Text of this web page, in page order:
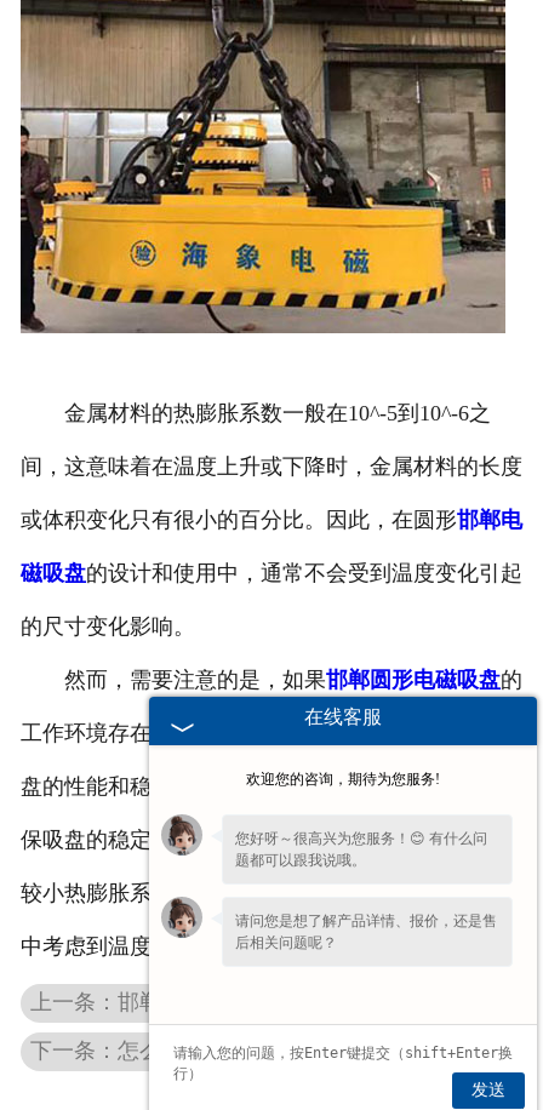
金属材料的热膨胀系数一般在10^-5到10^-6之
间，这意味着在温度上升或下降时，金属材料的长度
或体积变化只有很小的百分比。因此，在圆形邯郸电
磁吸盘的设计和使用中，通常不会受到温度变化引起
的尺寸变化影响。
然而，需要注意的是，如果邯郸圆形电磁吸盘的
工作环境存在剧烈的温度变化，热膨胀仍然可能对吸
盘的性能和稳定性产生影响。在这种情况下，为了确
保吸盘的稳定性，可以采取一些措施，比如使用具有
较小热膨胀系数的合金材料来制造吸盘，或者在设计
中考虑到温度变化的影响并进行相应的补偿。
上一条：邯郸强力电磁吸盘在操作中如何保证效率
下一条：怎么让邯郸电磁吸盘的磁力均匀分布
在线客服
欢迎您的咨询，期待为您服务!
您好呀～很高兴为您服务！😊 有什么问
题都可以跟我说哦。
请问您是想了解产品详情、报价，还是售
后相关问题呢？
发送